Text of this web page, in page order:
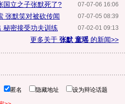
07-07-06 16:06
国立之子张默死了?
07-07-05 08:39
张默笑对被砍传闻
07-02-01 09:13
秘密接受功夫训练
更多关于 张默 童瑶的新闻>>
匿名 隐藏地址 设为辩论话题